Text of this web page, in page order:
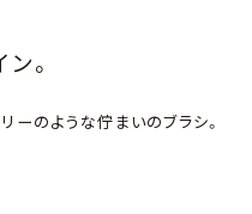
。
ーのような佇まいのブラシ。